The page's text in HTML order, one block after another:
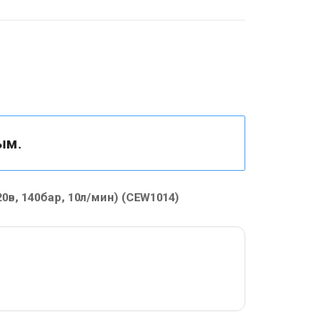
140бар, 10л/мин) (CEW1014)